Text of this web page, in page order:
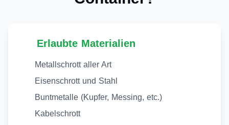
Erlaubte Materialien
Metallschrott aller Art
Eisenschrott und Stahl
Buntmetalle (Kupfer, Messing, etc.)
Kabelschrott